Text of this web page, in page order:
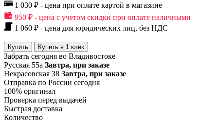
1 030 ₽ - цена при оплате картой в магазине
950 ₽ - цена с учетом скидки при оплате наличными
1 060 ₽ - цена для юридических лиц, без НДС
Купить Купить в 1 клик
Забрать сегодня во Владивостоке
Русская 55а Завтра, при заказе
Некрасовская 38 Завтра, при заказе
Отправка по России сегодня
100% оригинал
Проверка перед выдачей
Быстрая доставка
Количество